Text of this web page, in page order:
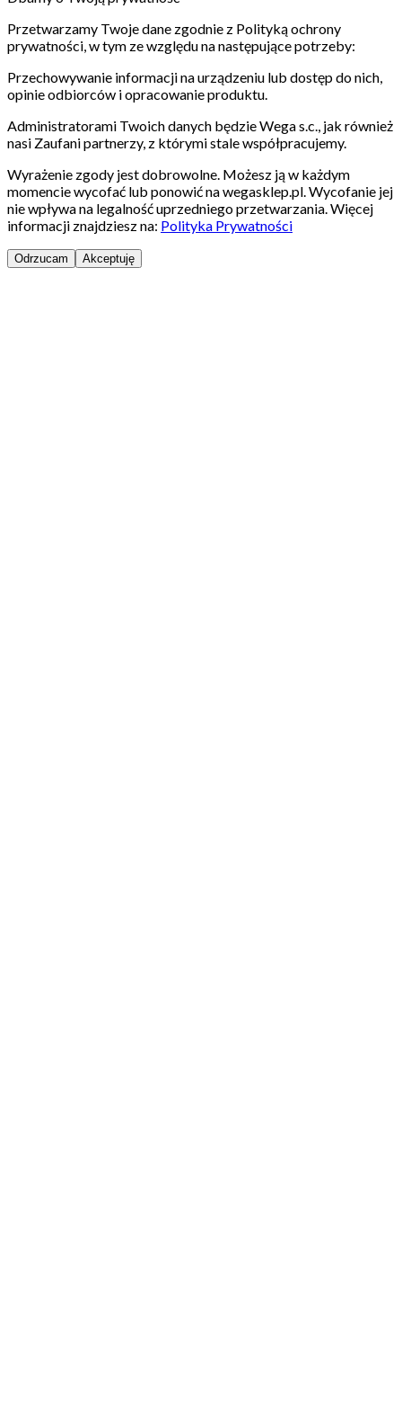
Przetwarzamy Twoje dane zgodnie z Polityką ochrony
prywatności, w tym ze względu na następujące potrzeby:
Przechowywanie informacji na urządzeniu lub dostęp do nich,
opinie odbiorców i opracowanie produktu.
Administratorami Twoich danych będzie Wega s.c., jak również
nasi Zaufani partnerzy, z którymi stale współpracujemy.
Wyrażenie zgody jest dobrowolne. Możesz ją w każdym
momencie wycofać lub ponowić na wegasklep.pl. Wycofanie jej
nie wpływa na legalność uprzedniego przetwarzania. Więcej
informacji znajdziesz na: Polityka Prywatności
Odrzucam Akceptuję